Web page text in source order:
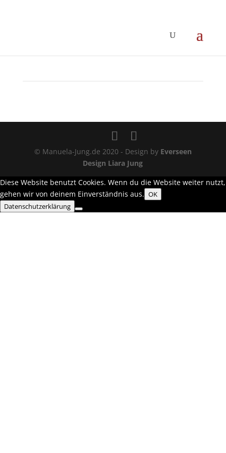
© Manuela-Jung.de 2020 - Design by Everseen
Design Liara Jung
Diese Website benutzt Cookies. Wenn du die Website weiter nutzt,
gehen wir von deinem Einverständnis aus. OK
Datenschutzerklärung